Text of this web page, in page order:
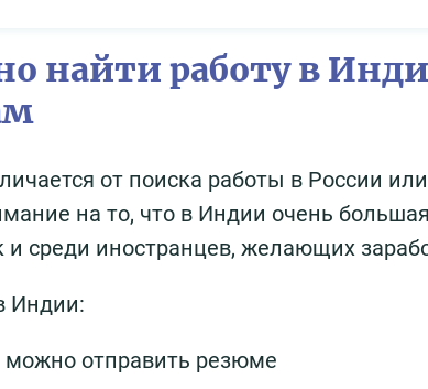
найти работу в
от поиска работы в России
на то, что в Индии очень
и среди иностранцев, желающих
Индии:
отправить резюме